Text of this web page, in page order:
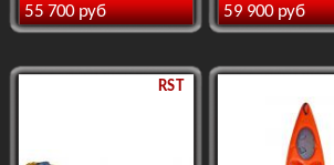
55 700 руб 59 900 руб
RST